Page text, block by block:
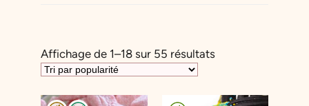
PARFUM
Affichage de 1–18 sur 55 résultatsT